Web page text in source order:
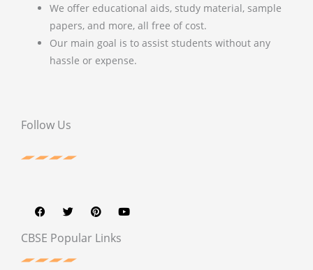
We offer educational aids, study material, sample
papers, and more, all free of cost.
Our main goal is to assist students without any
hassle or expense.
Follow Us
c
e
b
o
k
i
t
e
n
t
e
r
u
t
CBSE Popular Links